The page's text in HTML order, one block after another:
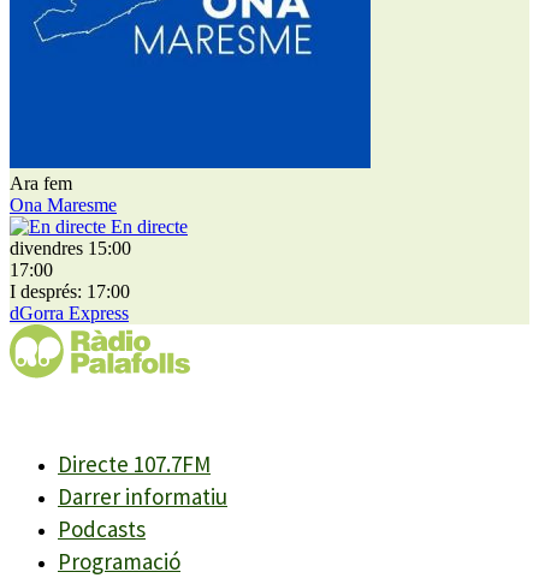
Ara fem
Ona Maresme
En directe
divendres 15:00
17:00
I després: 17:00
dGorra Express
Directe 107.7FM
Darrer informatiu
Podcasts
Programació